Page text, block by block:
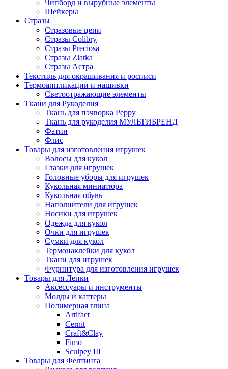
Чипборд и вырубные элементы
Шейкеры
Стразы
Стразовые цепи
Стразы Colibry
Стразы Preciosa
Стразы Zlatka
Стразы Астра
Текстиль для окрашивания и росписи
Термоаппликации и нашивки
Светоотражающие элементы
Ткани для Рукоделия
Ткань для пэчворка Peppy
Ткань для рукоделия МУЛЬТИБРЕНД
Фатин
Флис
Товары для изготовления игрушек
Волосы для кукол
Глазки для игрушек
Головные уборы для игрушек
Кукольная миниатюра
Кукольная обувь
Наполнители для игрушек
Носики для игрушек
Одежда для кукол
Очки для игрушек
Сумки для кукол
Термонаклейки для кукол
Ткани для игрушек
Фурнитура для изготовления игрушек
Товары для Лепки
Аксессуары и инструменты
Молды и каттеры
Полимерная глина
Artifact
Cernit
Craft&Clay
Fimo
Sculpey III
Товары для Фелтинга